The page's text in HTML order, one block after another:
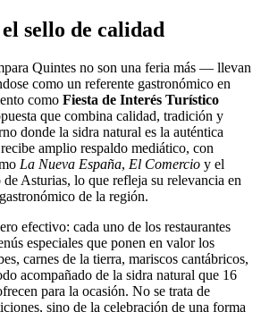
sello de calidad
Quintes no son una feria más — llevan
como un referente gastronómico en
como Fiesta de Interés Turístico
que combina calidad, tradición y
donde la sidra natural es la auténtica
amplio respaldo mediático, con
La Nueva España, El Comercio y el
Asturias, lo que refleja su relevancia en
de la región.
efectivo: cada uno de los restaurantes
especiales que ponen en valor los
carnes de la tierra, mariscos cantábricos,
acompañado de la sidra natural que 16
para la ocasión. No se trata de
sino de la celebración de una forma